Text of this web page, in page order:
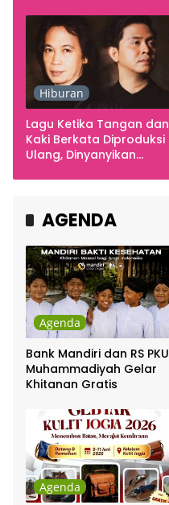
Hiburan
Lagu Ketika Tangan dan
Kaki Berkata Diproduksi
Ulang, Dinyanyikan
Chrisye
AGENDA
Agenda
Bank Mandiri dan RS PKU
Muhammadiyah Gelar
Khitanan Gratis
Agenda